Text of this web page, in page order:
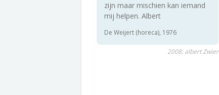
zijn maar mischien kan iemand
mij helpen. Albert
De Weijert (horeca), 1976
2008, albert Zwier